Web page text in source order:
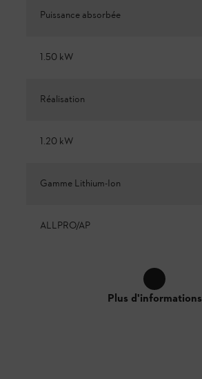
Puissance absorbée
1.50 kW
Réalisation
1.20 kW
Gamme Lithium-Ion
ALLPRO/AP
Plus d'informations